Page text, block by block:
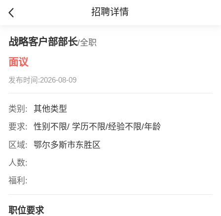
招聘详情
战略客户部部长/全职
面议
发布时间:2026-08-09
类别:
其他类型
要求:
性别不限/ 学历不限/经验不限/年龄
区域:
鄂尔多斯市东胜区
人数:
福利:
职位要求